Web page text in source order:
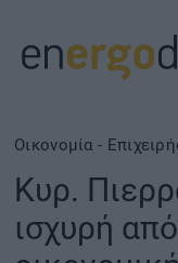
REAL
Οικονομία -
Κυρ.
ισχυρή